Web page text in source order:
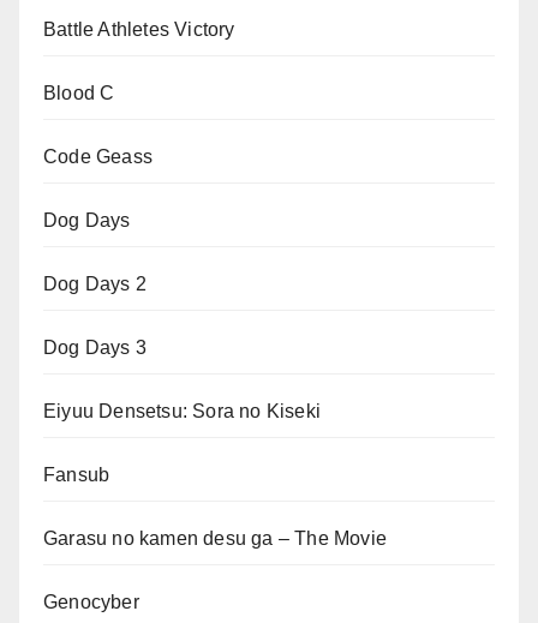
Battle Athletes Victory
Blood C
Code Geass
Dog Days
Dog Days 2
Dog Days 3
Eiyuu Densetsu: Sora no Kiseki
Fansub
Garasu no kamen desu ga – The Movie
Genocyber